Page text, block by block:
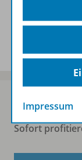
Spar-
Sofort
Impressum